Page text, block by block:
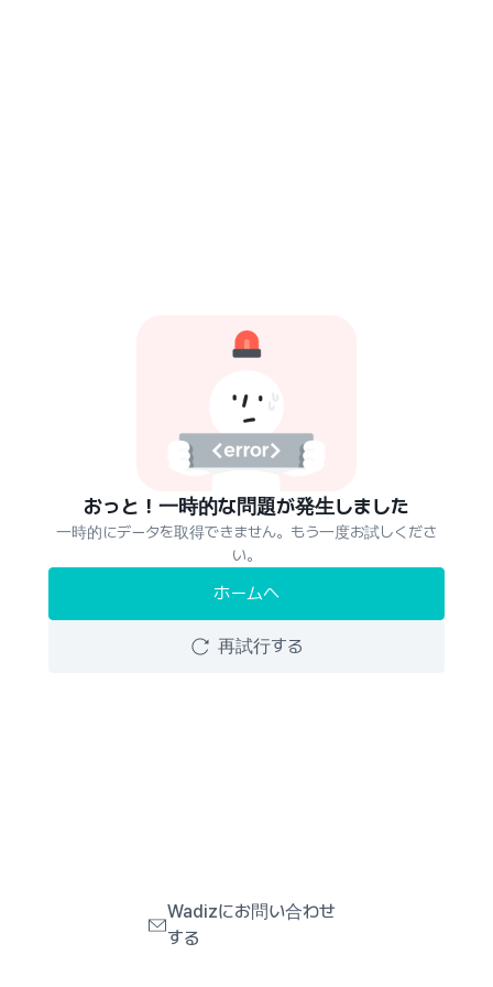
おっと！一時的な問題が発生しました
一時的にデータを取得できません。もう一度お試しくださ
い。
ホームへ
再試行する
Wadizにお問い合わせ
する